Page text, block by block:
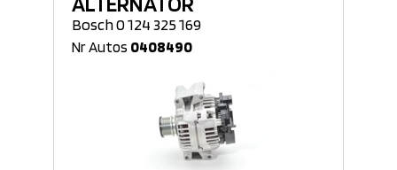
Bosch 0 124 325 169
Nr Autos 0408490